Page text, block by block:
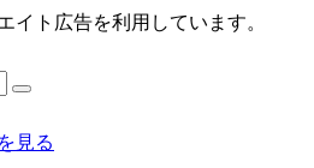
ト広告を利用しています。
見る